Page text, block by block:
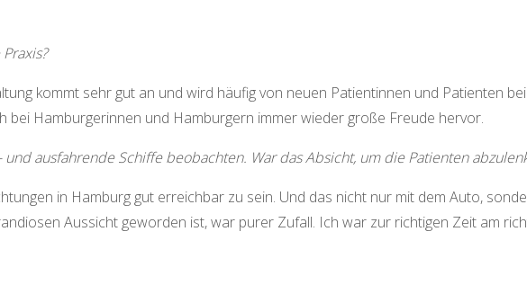
kommt sehr gut an und wird häufig von neuen Patientinnen und Patienten
bei Hamburgerinnen und Hamburgern immer wieder große Freude hervor.
ausfahrende Schiffe beobachten. War das Absicht, um die Patienten
in Hamburg gut erreichbar zu sein. Und das nicht nur mit dem Auto,
Aussicht geworden ist, war purer Zufall. Ich war zur richtigen Zeit am